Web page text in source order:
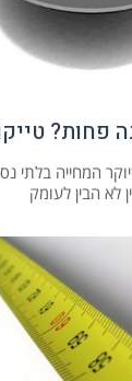
המחייה בלתי
לא הבין לעומק